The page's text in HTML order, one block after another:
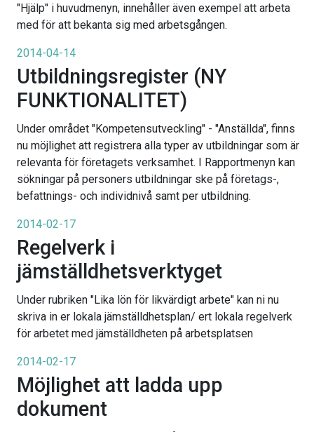
"Hjälp" i huvudmenyn, innehåller även exempel att arbeta
med för att bekanta sig med arbetsgången.
2014-04-14
Utbildningsregister (NY
FUNKTIONALITET)
Under området "Kompetensutveckling" - "Anställda", finns
nu möjlighet att registrera alla typer av utbildningar som är
relevanta för företagets verksamhet. I Rapportmenyn kan
sökningar på personers utbildningar ske på företags-,
befattnings- och individnivå samt per utbildning.
2014-02-17
Regelverk i
jämställdhetsverktyget
Under rubriken "Lika lön för likvärdigt arbete" kan ni nu
skriva in er lokala jämställdhetsplan/ ert lokala regelverk
för arbetet med jämställdheten på arbetsplatsen
2014-02-17
Möjlighet att ladda upp
dokument